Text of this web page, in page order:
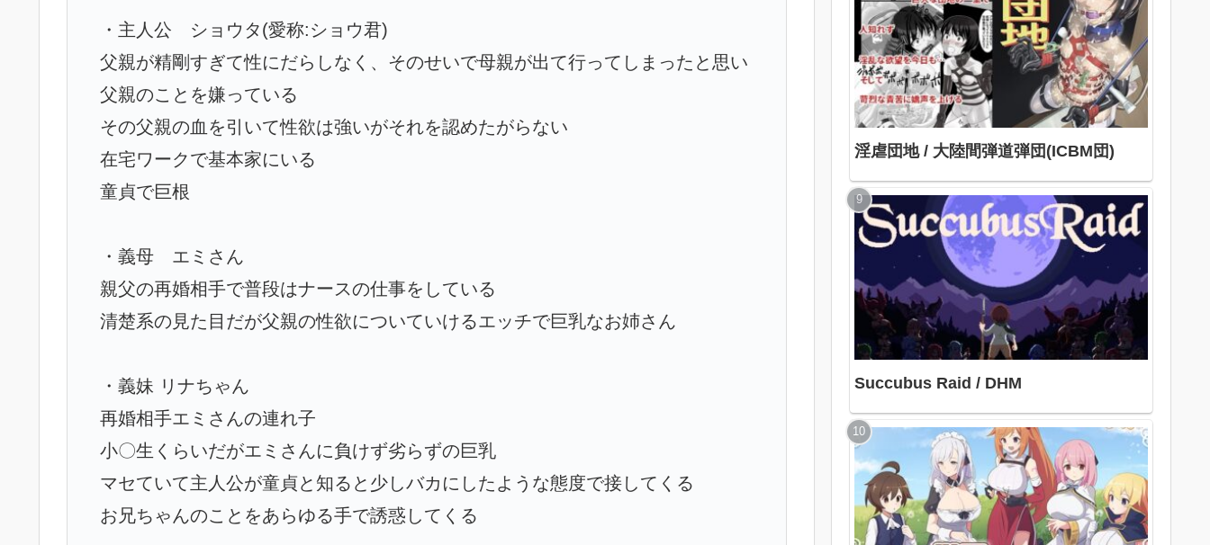
・主人公 ショウタ(愛称:ショウ君)
父親が精剛すぎて性にだらしなく、そのせいで母親が出て行ってしまったと思い
父親のことを嫌っている
その父親の血を引いて性欲は強いがそれを認めたがらない
在宅ワークで基本家にいる
童貞で巨根
・義母 エミさん
親父の再婚相手で普段はナースの仕事をしている
清楚系の見た目だが父親の性欲についていけるエッチで巨乳なお姉さん
・義妹 リナちゃん
再婚相手エミさんの連れ子
小〇生くらいだがエミさんに負けず劣らずの巨乳
マセていて主人公が童貞と知ると少しバカにしたような態度で接してくる
お兄ちゃんのことをあらゆる手で誘惑してくる
淫虐団地 / 大陸間弾道弾団(ICBM団)
Succubus Raid / DHM